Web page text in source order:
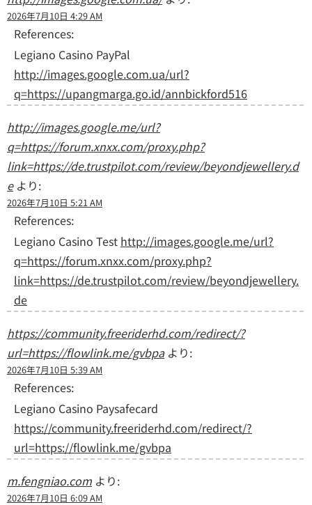
2026年7月10日 4:29 AM
References:
Legiano Casino PayPal
http://images.google.com.ua/url?
q=https://upangmarga.go.id/annbickford516
http://images.google.me/url?
q=https://forum.xnxx.com/proxy.php?
link=https://de.trustpilot.com/review/beyondjewellery.d
e より:
2026年7月10日 5:21 AM
References:
Legiano Casino Test http://images.google.me/url?
q=https://forum.xnxx.com/proxy.php?
link=https://de.trustpilot.com/review/beyondjewellery.
de
https://community.freeriderhd.com/redirect/?
url=https://flowlink.me/gvbpa より:
2026年7月10日 5:39 AM
References:
Legiano Casino Paysafecard
https://community.freeriderhd.com/redirect/?
url=https://flowlink.me/gvbpa
m.fengniao.com より:
2026年7月10日 6:09 AM